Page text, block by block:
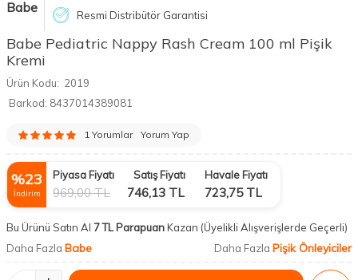
Babe Resmi Distribütör Garantisi
Babe Pediatric Nappy Rash Cream 100 ml Pişik
Kremi
Ürün Kodu: 2019
Barkod: 8437014389081
1 Yorumlar Yorum Yap
%23
İndirim
Piyasa Fiyatı
969,00TL
Satış Fiyatı
746,13 TL
Havale Fiyatı
723,75TL
Bu Ürünü Satın Al 7 TL ParapuanKazan (Üyelikli Alışverişlerde Geçerli)
Daha Fazla Babe Daha Fazla Pişik Önleyiciler